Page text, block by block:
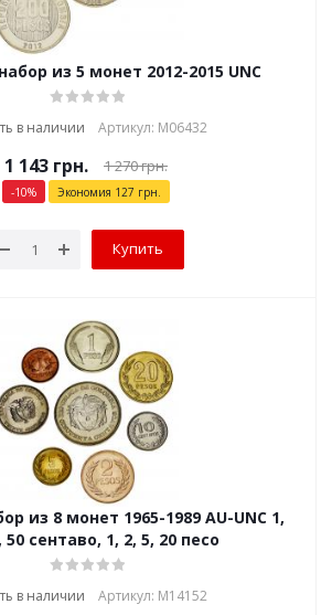
из 5 монет 2012-2015 UNC
в наличии Артикул: М06432
1 143 грн. 1 270грн.
-10% Экономия 127 грн.
Купить
из 8 монет 1965-1989 AU-UNC 1,
50 сентаво, 1, 2, 5, 20 песо
в наличии Артикул: М14152